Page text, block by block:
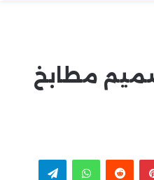
مطابخ
بينتيريست واتسابتيلقرام